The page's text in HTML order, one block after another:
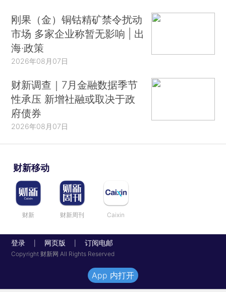
刚果（金）铜钴精矿禁令扰动
市场 多家企业称暂无影响 | 出
海·政策
2026年08月07日
财新调查｜7月金融数据季节
性承压 新增社融或取决于政
府债券
2026年08月07日
财新移动
财新 财新周刊 Caixin
登录 网页版 订阅电邮
Copyright 财新网 All Rights Reserved
App 内打开